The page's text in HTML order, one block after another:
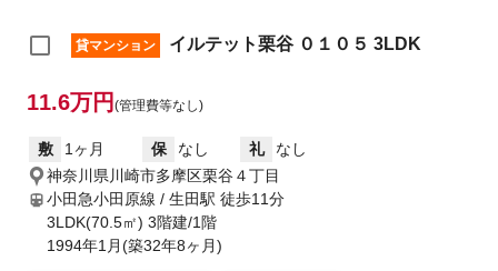
貸マンション イルテット栗谷 ０１０５ 3LDK
11.6万円 (管理費等なし)
敷 1ヶ月 保 なし 礼
なし
神奈川県川崎市多摩区栗谷４丁目
小田急小田原線 / 生田駅 徒歩11分
3LDK(70.5㎡) 3階建/1階
1994年1月(築32年8ヶ月)